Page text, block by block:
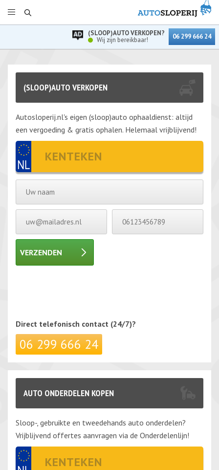
(SLOOP)AUTO VERKOPEN?
Wij zijn bereikbaar!
06 299 666 24
(SLOOP)AUTO VERKOPEN
Autosloperij.nl's eigen (sloop)auto ophaaldienst: altijd
een vergoeding & gratis ophalen. Helemaal vrijblijvend!
VERZENDEN
Direct telefonisch contact (24/7)?
06 299 666 24
AUTO ONDERDELEN KOPEN
Sloop-, gebruikte en tweedehands auto onderdelen?
Vrijblijvend offertes aanvragen via de Onderdelenlijn!